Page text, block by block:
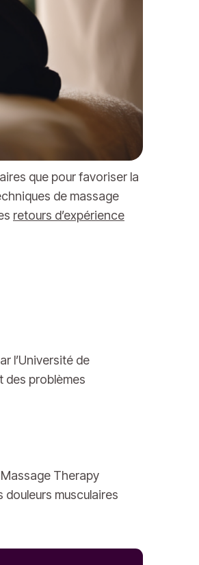
que pour favoriser la
de massage
retours d’expérience
l’Université de
des problèmes
Therapy
musculaires